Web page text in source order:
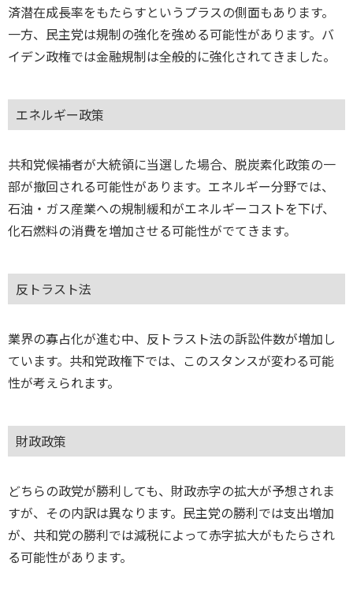
済潜在成長率をもたらすというプラスの側面もあります。
一方、民主党は規制の強化を強める可能性があります。バ
イデン政権では金融規制は全般的に強化されてきました。
エネルギー政策
共和党候補者が大統領に当選した場合、脱炭素化政策の一
部が撤回される可能性があります。エネルギー分野では、
石油・ガス産業への規制緩和がエネルギーコストを下げ、
化石燃料の消費を増加させる可能性がでてきます。
反トラスト法
業界の寡占化が進む中、反トラスト法の訴訟件数が増加し
ています。共和党政権下では、このスタンスが変わる可能
性が考えられます。
財政政策
どちらの政党が勝利しても、財政赤字の拡大が予想されま
すが、その内訳は異なります。民主党の勝利では支出増加
が、共和党の勝利では減税によって赤字拡大がもたらされ
る可能性があります。